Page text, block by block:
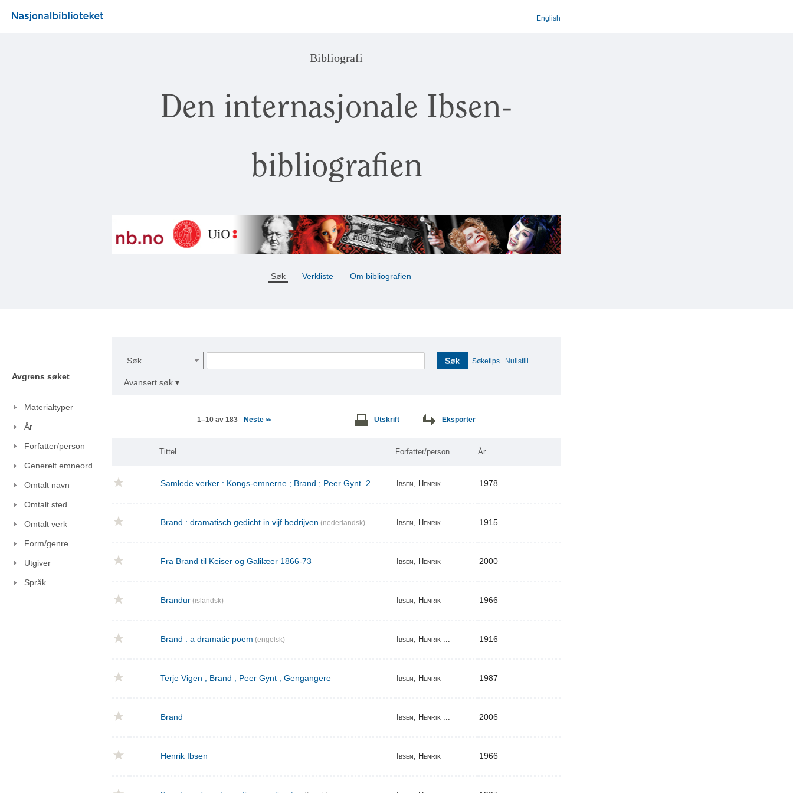
English
Bibliografi
Den internasjonale Ibsen-
bibliografien
Søk Verkliste Om bibliografien
Avgrens søket
Materialtyper
År
Forfatter/person
Generelt emneord
Omtalt navn
Omtalt sted
Omtalt verk
Form/genre
Utgiver
Språk
Søk Søk Søketips Nullstill
Avansert søk ▾
1–10 av 183 Neste >> Utskrift Eksporter
Tittel Forfatter/person År
Samlede verker : Kongs-emnerne ; Brand ; Peer Gynt. 2 Ibsen, Henrik ... 1978
Brand : dramatisch gedicht in vijf bedrijven (nederlandsk) Ibsen, Henrik ... 1915
Fra Brand til Keiser og Galilæer 1866-73 Ibsen, Henrik 2000
Brandur (islandsk) Ibsen, Henrik 1966
Brand : a dramatic poem (engelsk) Ibsen, Henrik ... 1916
Terje Vigen ; Brand ; Peer Gynt ; Gengangere Ibsen, Henrik 1987
Brand Ibsen, Henrik ... 2006
Henrik Ibsen Ibsen, Henrik 1966